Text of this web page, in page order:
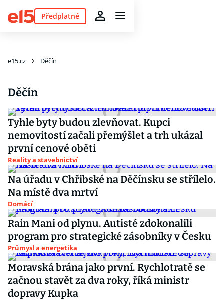
Předplatné
e15.cz Děčín
Děčín
Tyhle byty budou zlevňovat. Kupci
nemovitostí začali přemýšlet a trh ukázal
první cenové oběti
Reality a stavebnictví
Na úřadu v Chřibské na Děčínsku se střílelo.
Na místě dva mrtví
Domácí
Rain Mani od plynu. Autisté zdokonalili
program pro strategické zásobníky v Česku
Průmysl a energetika
Moravská brána jako první. Rychlotratě se
začnou stavět za dva roky, říká ministr
dopravy Kupka